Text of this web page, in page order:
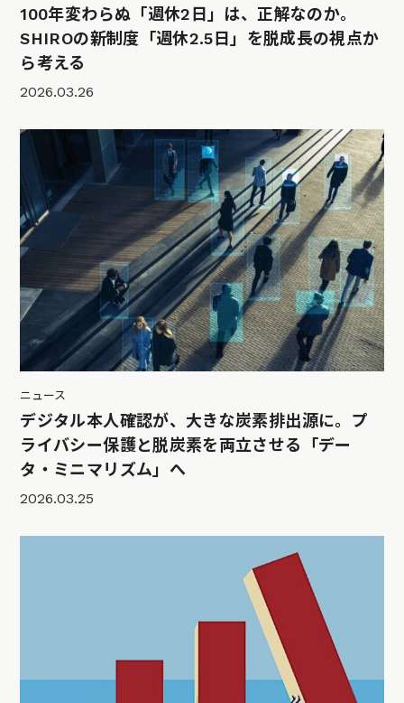
100年変わらぬ「週休2日」は、正解なのか。
SHIROの新制度「週休2.5日」を脱成長の視点か
ら考える
2026.03.26
ニュース
デジタル本人確認が、大きな炭素排出源に。プ
ライバシー保護と脱炭素を両立させる「デー
タ・ミニマリズム」へ
2026.03.25